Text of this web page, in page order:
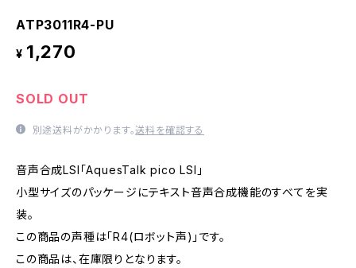
ATP3011R4-PU
¥ 1,270
SOLD OUT
別途送料がかかります。送料を確認する
音声合成LSI「AquesTalk pico LSI」
小型サイズのパッケージにテキスト音声合成機能のすべてを実
装。
この商品の声種は「R4(ロボット声)」です。
この商品は、在庫限りとなります。